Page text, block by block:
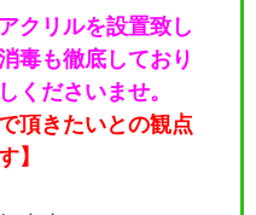
クリルを設置致し
毒も徹底しており
くださいませ。
頂きたいとの観点
】